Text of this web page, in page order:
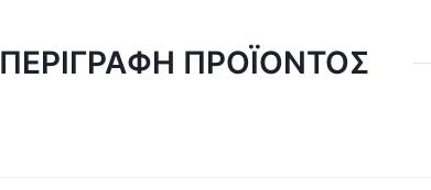
ΠΕΡΙΓΡΑΦΉ ΠΡΟΪΌΝΤΟΣ